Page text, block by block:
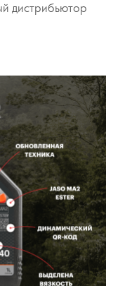
дистрибьютор